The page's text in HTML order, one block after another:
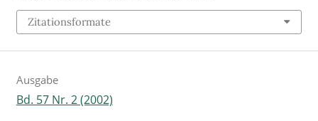
Zitationsformate
Ausgabe
Bd. 57 Nr. 2 (2002)